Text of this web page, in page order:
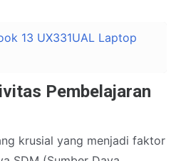
13 UX331UAL Laptop
Pembelajaran
krusial yang menjadi faktor